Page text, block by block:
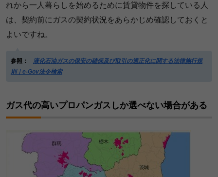
れから一人暮らしを始めるために賃貸物件を探している人
は、契約前にガスの契約状況をあらかじめ確認しておくと
よいですね。
参照：
液化石油ガスの保安の確保及び取引の適正化に関する法律施行規
則｜e-Gov法令検索
ガス代の高いプロパンガスしか選べない場合がある